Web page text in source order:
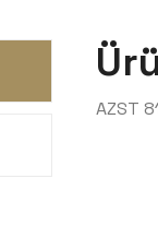
AZST